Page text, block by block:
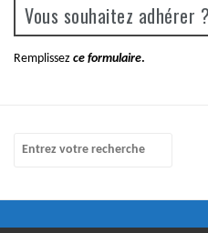
Vous souhaitez adhérer ?
Remplissez ce formulaire.